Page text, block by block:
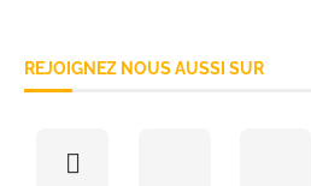
REJOIGNEZ NOUS AUSSI SUR